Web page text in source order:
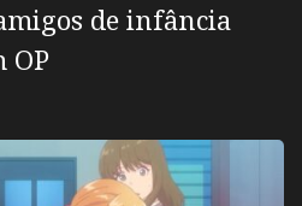
de infância
OP